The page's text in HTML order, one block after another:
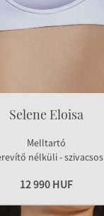
Selene Eloisa
Melltartó
nélküli - szivacsos
12 990 HUF